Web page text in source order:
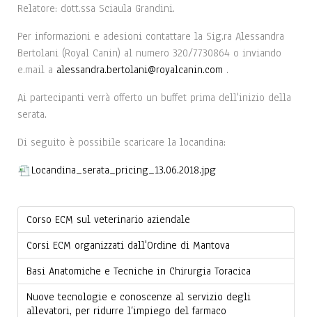
Relatore: dott.ssa Sciaula Grandini.
Per informazioni e adesioni contattare la Sig.ra Alessandra
Bertolani (Royal Canin) al numero 320/7730864 o inviando
e.mail a alessandra.bertolani@royalcanin.com .
Ai partecipanti verrà offerto un buffet prima dell'inizio della
serata.
Di seguito è possibile scaricare la locandina:
Locandina_serata_pricing_13.06.2018.jpg
Corso ECM sul veterinario aziendale
Corsi ECM organizzati dall'Ordine di Mantova
Basi Anatomiche e Tecniche in Chirurgia Toracica
Nuove tecnologie e conoscenze al servizio degli
allevatori, per ridurre l’impiego del farmaco